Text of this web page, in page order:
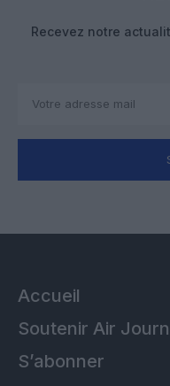
Recevez notre
Accueil
Soutenir Air
S’abonner